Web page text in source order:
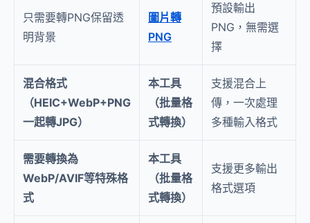
只需要轉PNG保留透
明背景
圖片轉
PNG
預設輸出
PNG，無需選
擇
混合格式
（HEIC+WebP+PNG
一起轉JPG）
本工具
（批量格
式轉換）
支援混合上
傳，一次處理
多種輸入格式
需要轉換為
WebP/AVIF等特殊格
式
本工具
（批量格
式轉換）
支援更多輸出
格式選項